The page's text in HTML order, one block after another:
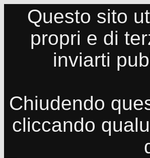
Questo sito
propri e di
inviarti
Chiudendo
cliccando